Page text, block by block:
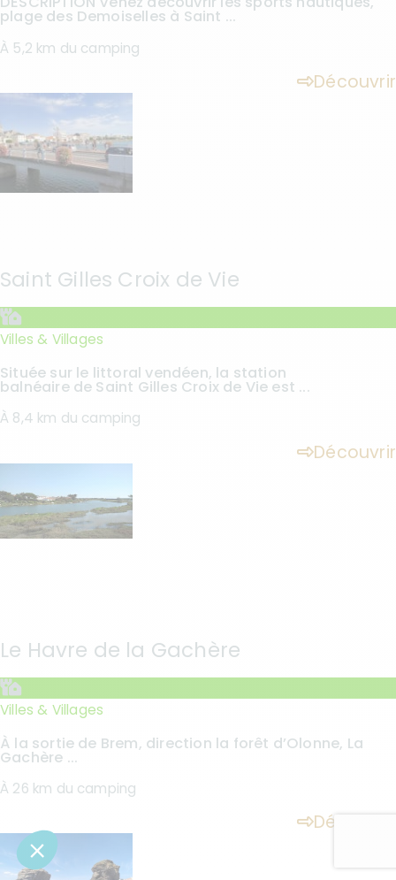
plage des Demoiselles à Saint ...
À 5,2 km du camping
Découvrir
Saint Gilles Croix de Vie
Villes & Villages
Située sur le littoral vendéen, la station
balnéaire de Saint Gilles Croix de Vie est ...
À 8,4 km du camping
Découvrir
Le Havre de la Gachère
Villes & Villages
À la sortie de Brem, direction la forêt d’Olonne, La
Gachère ...
À 26 km du camping
Découvrir